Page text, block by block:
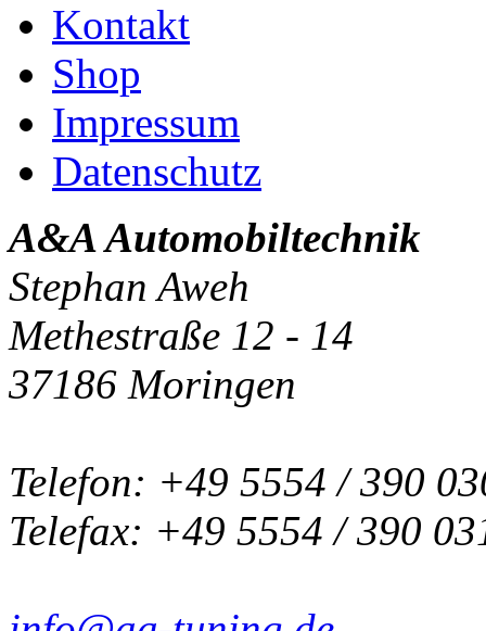
Kontakt
Shop
Impressum
Datenschutz
A&A Automobiltechnik
Stephan Aweh
Methestraße 12 - 14
37186 Moringen
Telefon: +49 5554 / 390
Telefax: +49 5554 / 390